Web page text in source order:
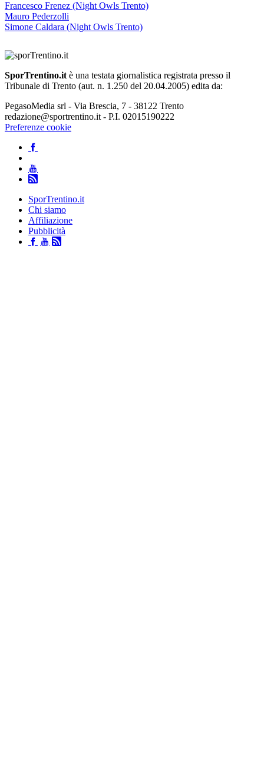
Francesco Frenez (Night Owls Trento)
Mauro Pederzolli
Simone Caldara (Night Owls Trento)
SporTrentino.it è una testata giornalistica registrata presso il
Tribunale di Trento (aut. n. 1.250 del 20.04.2005) edita da:
PegasoMedia srl - Via Brescia, 7 - 38122 Trento
redazione@sportrentino.it - P.I. 02015190222
Preferenze cookie
SporTrentino.it
Chi siamo
Affiliazione
Pubblicità